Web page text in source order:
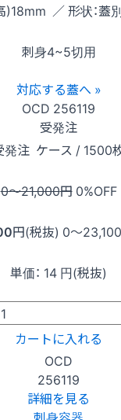
／ 形状：蓋
刺身4~5切用
対応する蓋へ »
OCD 256119
受発注
発注 ケース / 1500
0〜21,000円 0%OFF
円(税抜) 0〜23,100
単価： 14 円(税抜)
カートに入れる
OCD
256119
詳細を見る